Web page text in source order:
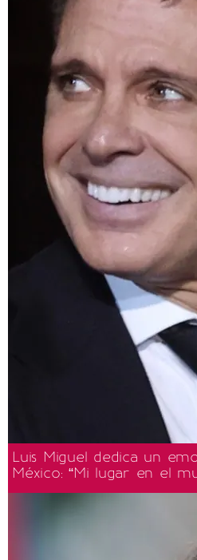
Luis Miguel dedica un
México: “Mi lugar en el